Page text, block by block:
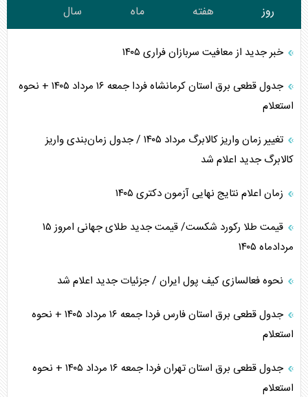
روز هفته ماه سال
خبر جدید از معافیت سربازان فراری ۱۴۰۵
جدول قطعی برق استان کرمانشاه فردا جمعه ۱۶ مرداد ۱۴۰۵ + نحوه
استعلام
تغییر زمان واریز کالابرگ مرداد ۱۴۰۵ / جدول زمان‌بندی واریز
کالابرگ جدید اعلام شد
زمان اعلام نتایج نهایی آزمون دکتری ۱۴۰۵
قیمت طلا رکورد شکست/ قیمت جدید طلای جهانی امروز ۱۵
مردادماه ۱۴۰۵
نحوه فعالسازی کیف پول ایران / جزئیات جدید اعلام شد
جدول قطعی برق استان فارس فردا جمعه ۱۶ مرداد ۱۴۰۵ + نحوه
استعلام
جدول قطعی برق استان تهران فردا جمعه ۱۶ مرداد ۱۴۰۵ + نحوه
استعلام